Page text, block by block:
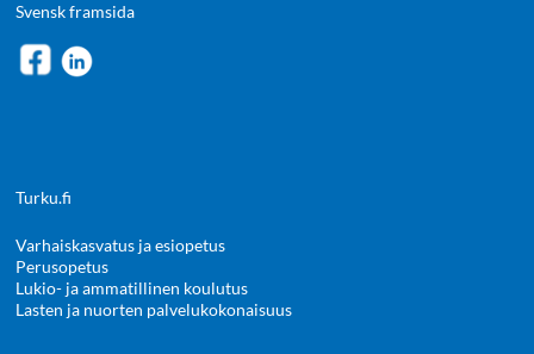
Svensk framsida
Turku.fi
Varhaiskasvatus ja esiopetus
Perusopetus
Lukio- ja ammatillinen koulutus
Lasten ja nuorten palvelukokonaisuus